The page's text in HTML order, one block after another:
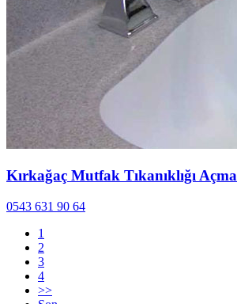
Kırkağaç Mutfak Tıkanıklığı Açma
0543 631 90 64
1
2
3
4
>>